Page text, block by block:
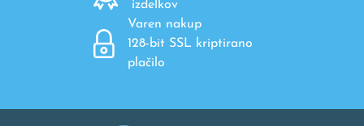
izdelkov
Varen nakup
128-bit SSL kriptirano
plačilo